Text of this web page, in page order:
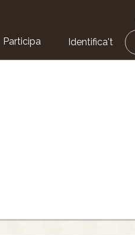
Participa Identifica't